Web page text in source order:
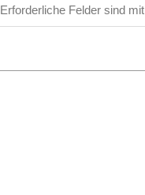
Erforderliche Felder sind mit